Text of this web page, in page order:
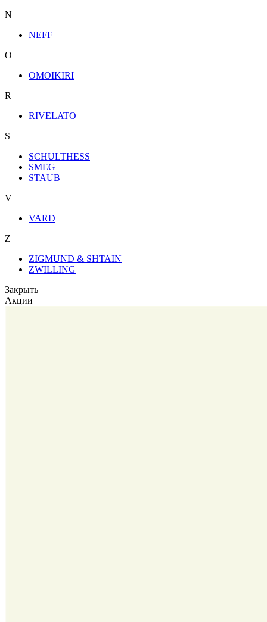
N
NEFF
O
OMOIKIRI
R
RIVELATO
S
SCHULTHESS
SMEG
STAUB
V
VARD
Z
ZIGMUND & SHTAIN
ZWILLING
Закрыть
Акции